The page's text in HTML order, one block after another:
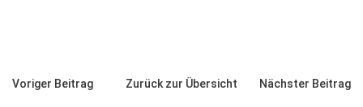
Voriger Beitrag Zurück zur Übersicht Nächster Beitrag